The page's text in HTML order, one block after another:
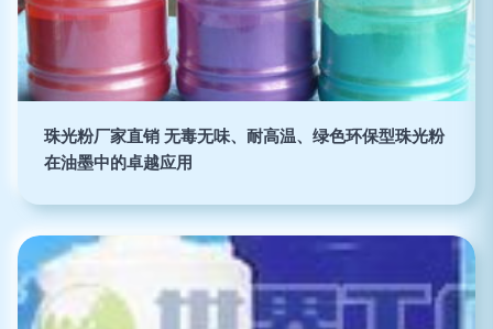
珠光粉厂家直销 无毒无味、耐高温、绿色环保型珠光粉
在油墨中的卓越应用